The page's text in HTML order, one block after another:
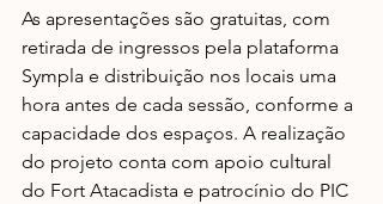
As apresentações são gratuitas, com
retirada de ingressos pela plataforma
Sympla e distribuição nos locais uma
hora antes de cada sessão, conforme a
capacidade dos espaços. A realização
do projeto conta com apoio cultural
do Fort Atacadista e patrocínio do PIC